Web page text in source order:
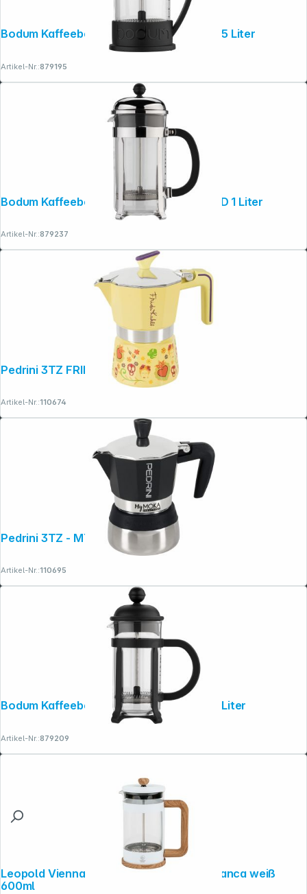
Bodum Kaffeebereiter PRESS BRAZIL 0,35 Liter
Artikel-Nr.:879195
Bodum Kaffeebereiter PRESS CHAMBORD 1 Liter
Artikel-Nr.:879237
Pedrini 3TZ FRIDA KAHLO, gelb
Artikel-Nr.:110674
Pedrini 3TZ - MYMOKA INDUCTION
Artikel-Nr.:110695
Bodum Kaffeebereiter PRESS JAVA 0,35 Liter
Artikel-Nr.:879209
Leopold Vienna Kaffee- & Teebereiter Franca weiß
600ml